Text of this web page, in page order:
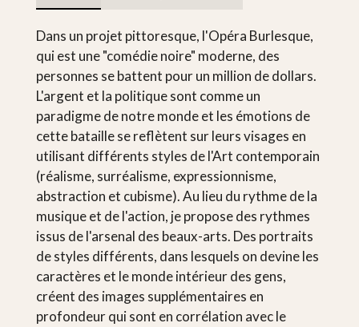
Dans un projet pittoresque, l'Opéra Burlesque,
qui est une "comédie noire" moderne, des
personnes se battent pour un million de dollars.
L'argent et la politique sont comme un
paradigme de notre monde et les émotions de
cette bataille se reflètent sur leurs visages en
utilisant différents styles de l'Art contemporain
(réalisme, surréalisme, expressionnisme,
abstraction et cubisme). Au lieu du rythme de la
musique et de l'action, je propose des rythmes
issus de l'arsenal des beaux-arts. Des portraits
de styles différents, dans lesquels on devine les
caractères et le monde intérieur des gens,
créent des images supplémentaires en
profondeur qui sont en corrélation avec le